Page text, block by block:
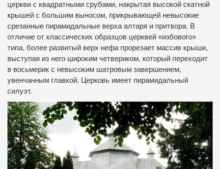
церкви с квадратными срубами, накрытая высокой скатной
крышей с большим выносом, прикрывающей невысокие
срезанные пирамидальные верха алтаря и притвора. В
отличие от классических образцов церквей «избового»
типа, более развитый верх нефа прорезает массив крыши,
выступая из него широким четвериком, который переходит
в восьмерик с невысоким шатровым завершением,
увенчанным главкой. Церковь имеет пирамидальный
силуэт.